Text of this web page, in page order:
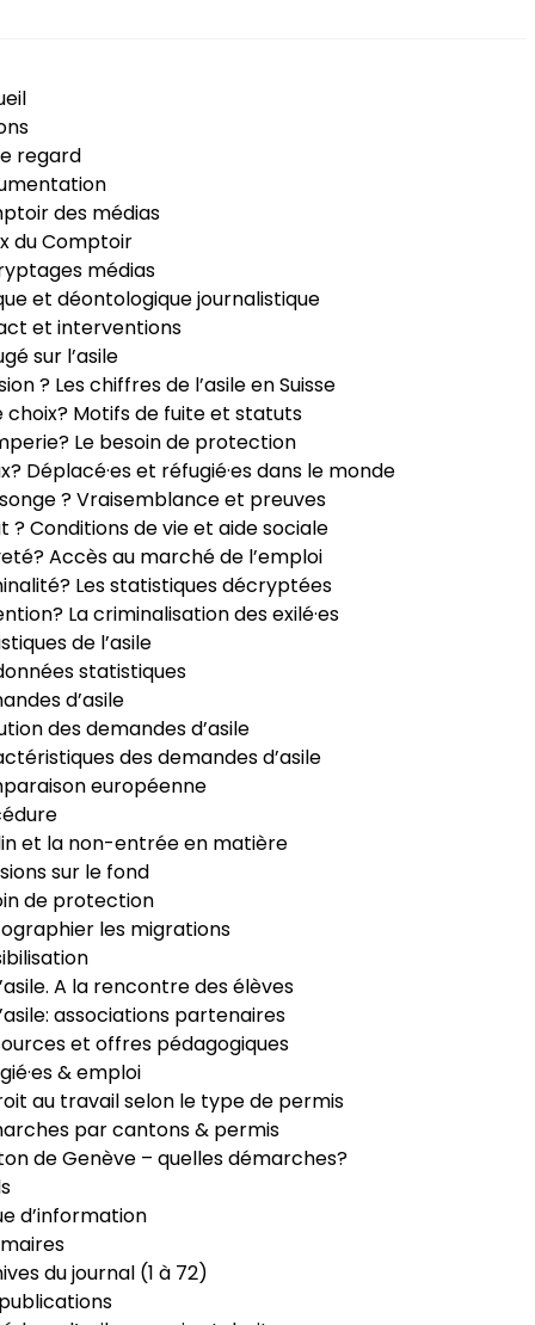
regard
des médias
du Comptoir
médias
et déontologique journalistique
et interventions
sur l’asile
? Les chiffres de l’asile en Suisse
choix? Motifs de fuite et statuts
Le besoin de protection
Déplacé·es et réfugié·es dans le monde
? Vraisemblance et preuves
? Conditions de vie et aide sociale
Accès au marché de l’emploi
Les statistiques décryptées
La criminalisation des exilé·es
de l’asile
statistiques
d’asile
des demandes d’asile
des demandes d’asile
européenne
et la non-entrée en matière
sur le fond
de protection
les migrations
A la rencontre des élèves
associations partenaires
et offres pédagogiques
& emploi
au travail selon le type de permis
par cantons & permis
de Genève – quelles démarches?
d’information
du journal (1 à 72)